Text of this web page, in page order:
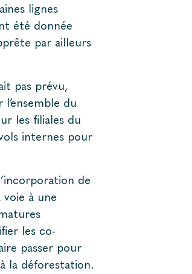
lignes
été donnée
par ailleurs
pas prévu,
du
les filiales du
internes pour
de
à une
les co-
passer pour
la déforestation.